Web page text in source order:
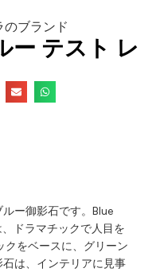
ー テスト レ
ー御影石です。Blue
ドラマチックで人目を
クをベースに、グリーン
は、インテリアに見事